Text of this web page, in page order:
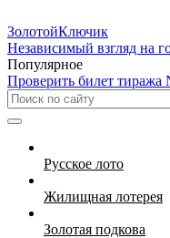
ЗолотойКлючик
Независимый взгляд на
Популярное
Проверить билет
Русское лото
Жилищная лотерея
Золотая подкова